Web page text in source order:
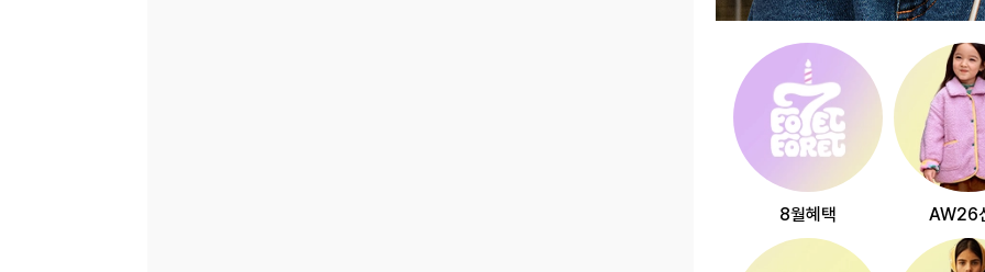
8월혜택 AW26